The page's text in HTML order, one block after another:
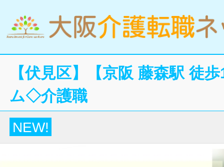
【伏見区】【京阪 藤森駅 徒
ム◇介護職
NEW!